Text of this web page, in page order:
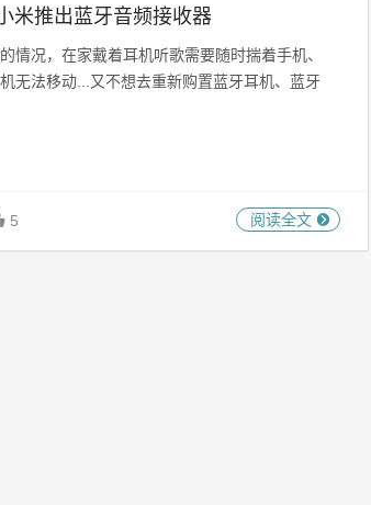
米推出蓝牙音频接收器
情况，在家戴着耳机听歌需要随时揣着手机、
无法移动...又不想去重新购置蓝牙耳机、蓝牙
阅读全文
5